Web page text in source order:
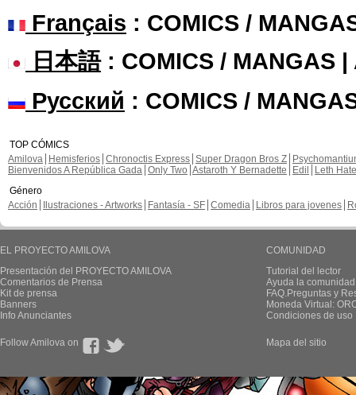
Français : COMICS /
日本語: COMICS / MANGAS |
Русский : COMICS /
TOP CÓMICS
Amilova
Hemisferios Chronoctis Express Super Dragon Bros Z
Bienvenidos A República Gada Only Two Astaroth Y Bernadette Edil
Leth Hate
Género
Acción
Ilustraciones - Artworks Fantasía - SF Comedia Libros para jovenes
EL PROYECTO AMILOVA
Presentación del PROYECTO AMILOVA
Comentarios de Prensa
Kit de prensa
Banners
Info Anunciantes
COMUNIDAD
Tutorial del lector
Ayuda la
FAQ.Preguntas y
Moneda Virtual:
Condiciones de uso
Follow Amilova on Mapa del sitio